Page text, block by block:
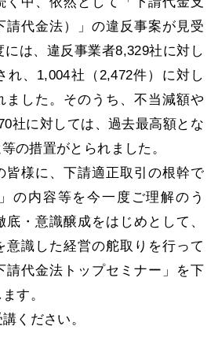
請代金法）」の違反事案が見受
は、違反事業者8,329社に対し
れ、1,004社（2,472件）に対し
ました。そのうち、不当減額や
社に対しては、過去最高額とな
の措置がとられました。
皆様に、下請適正取引の根幹で
の内容等を今一度ご理解のう
底・意識醸成をはじめとして、
意識した経営の舵取りを行って
請代金法トップセミナー」を下
す。
ください。